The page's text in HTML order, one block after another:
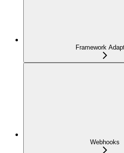
Framework
Webhooks